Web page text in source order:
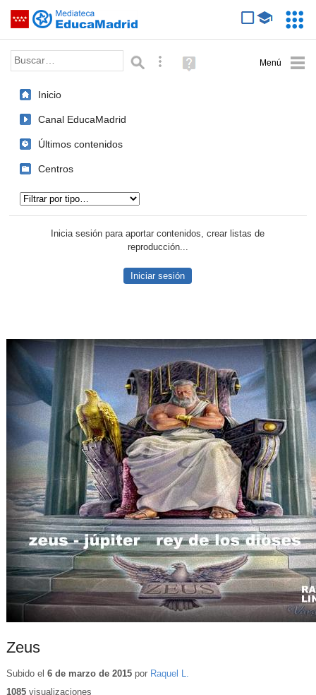
Saltar navegación
Palabra o frase: Búsqueda avanzada
Ayuda
(en
Inicio
Canal EducaMadrid
Últimos contenidos
Centros
Inicia sesión para aportar contenidos, crear listas de
reproducción...
Iniciar sesión
Zeus
Subido el 6 de marzo de 2015por Raquel L.
1085visualizaciones